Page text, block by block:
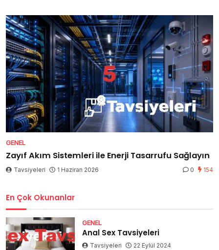
GENEL
Zayıf Akım Sistemleri ile Enerji Tasarrufu Sağlayın
Tavsiyeleri 1 Haziran 2026 0 154
En Çok Okunanlar
GENEL
Anal Sex Tavsiyeleri
Tavsiyeleri 22 Eylül 2024